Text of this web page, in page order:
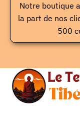
Notre boutique
la part de nos
500